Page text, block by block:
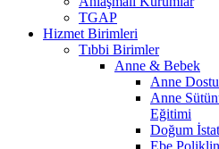
TGAP
Hizmet Birimleri
Tıbbi Birimler
Anne & Bebek
Anne
Anne
Eğitimi
Doğum
Ebe